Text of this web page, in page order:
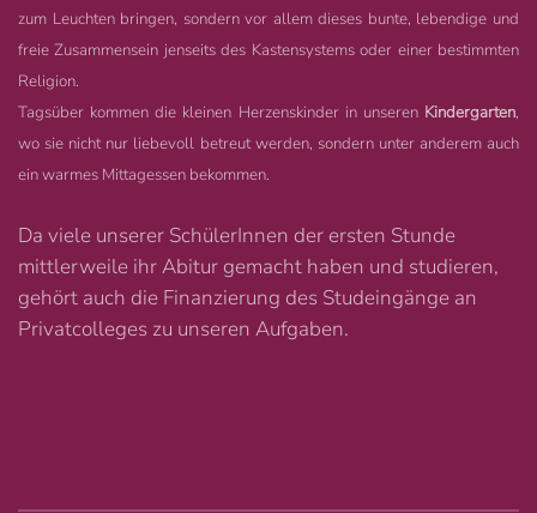
zum Leuchten bringen, sondern vor allem dieses bunte, lebendige und
freie Zusammensein jenseits des Kastensystems oder einer bestimmten
Religion.
Tagsüber kommen die kleinen Herzenskinder in unseren Kindergarten,
wo sie nicht nur liebevoll betreut werden, sondern unter anderem auch
ein warmes Mittagessen bekommen.
Da viele unserer SchülerInnen der ersten Stunde
mittlerweile ihr Abitur gemacht haben und studieren,
gehört auch die Finanzierung des Studeingänge an
Privatcolleges zu unseren Aufgaben.